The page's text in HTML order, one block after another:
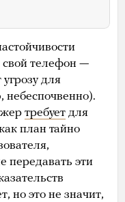
свой телефон —
угрозу для
небеспочвенно).
требует для
план тайно
передавать эти
но это не значит,